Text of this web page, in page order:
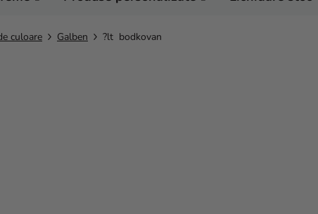
culoare Galben ?lt bodkovan